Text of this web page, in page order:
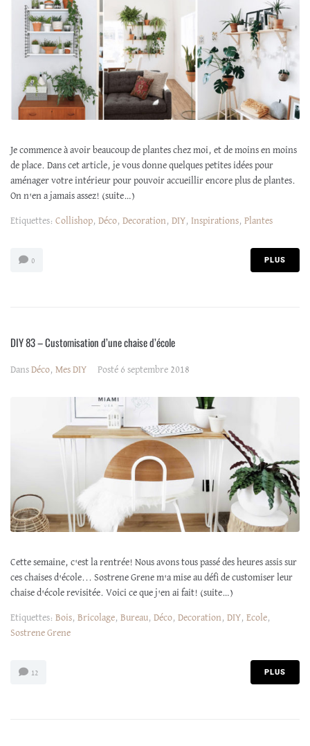
Je commence à avoir beaucoup de plantes chez moi, et de moins en moins
de place. Dans cet article, je vous donne quelques petites idées pour
aménager votre intérieur pour pouvoir accueillir encore plus de plantes.
On n'en a jamais assez! (suite…)
Etiquettes: Collishop, Déco, Decoration, DIY, Inspirations, Plantes
0 PLUS
DIY 83 – Customisation d’une chaise d’école
Dans Déco, Mes DIY Posté 6 septembre 2018
Cette semaine, c'est la rentrée! Nous avons tous passé des heures assis sur
ces chaises d'école... Sostrene Grene m'a mise au défi de customiser leur
chaise d'école revisitée. Voici ce que j'en ai fait! (suite…)
Etiquettes: Bois, Bricolage, Bureau, Déco, Decoration, DIY, Ecole,
Sostrene Grene
12 PLUS